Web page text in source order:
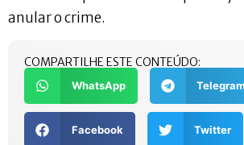
anular o crime.
COMPARTILHE ESTE CONTEÚDO:
WhatsApp Telegram
Facebook Twitter